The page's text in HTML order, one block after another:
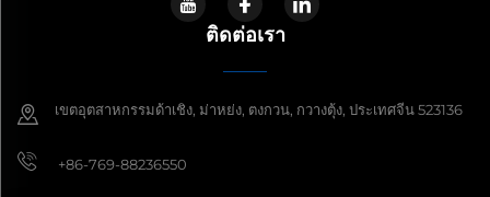
ติดต่อเรา
เขตอุตสาหกรรมด้าเชิง, ม่าหย่ง, ตงกวน, กวางตุ้ง, ประเทศจีน 523136
+86-769-88236550